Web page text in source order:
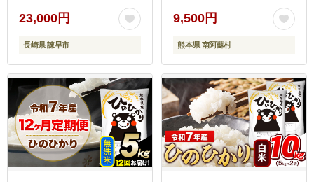
23,000円
長崎県 諫早市
mna_hn7_3e7e_9500_5kg_h-
9,500円
熊本県 南阿蘇村